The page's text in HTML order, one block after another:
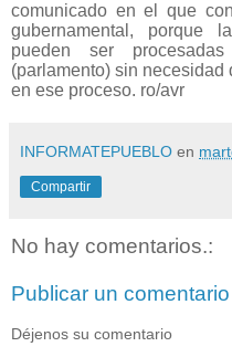
comunicado en el que
gubernamental, porque
pueden ser
(parlamento) sin
en ese proceso. ro/avr
INFORMATEPUEBLO en
Compartir
No hay comentarios.:
Publicar un comentario
Déjenos su comentario